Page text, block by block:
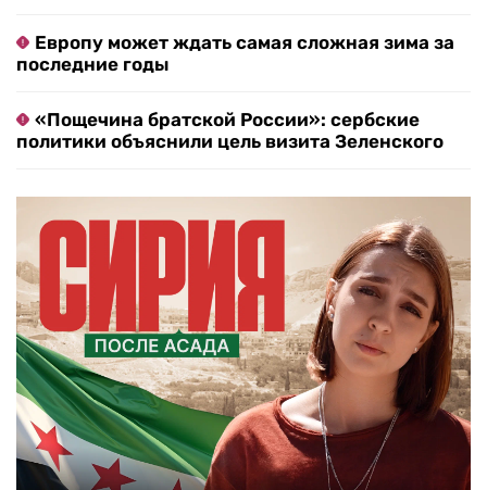
Европу может ждать самая сложная зима за
последние годы
«Пощечина братской России»: сербские
политики объяснили цель визита Зеленского